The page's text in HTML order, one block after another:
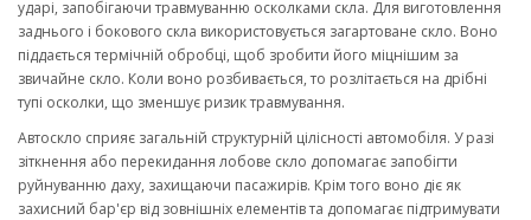
ударі, запобігаючи травмуванню осколками скла. Для виготовлення
заднього і бокового скла використовується загартоване скло. Воно
піддається термічній обробці, щоб зробити його міцнішим за
звичайне скло. Коли воно розбивається, то розлітається на дрібні
тупі осколки, що зменшує ризик травмування.
Автоскло сприяє загальній структурній цілісності автомобіля. У разі
зіткнення або перекидання лобове скло допомагає запобігти
руйнуванню даху, захищаючи пасажирів. Крім того воно діє як
захисний бар'єр від зовнішніх елементів та допомагає підтримувати